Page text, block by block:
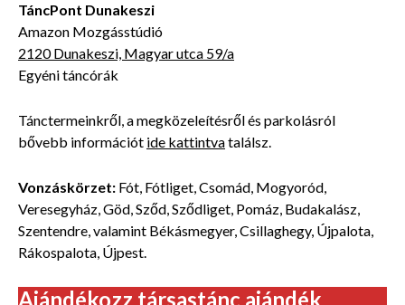
TáncPont Dunakeszi
Amazon Mozgásstúdió
2120 Dunakeszi, Magyar utca 59/a
Egyéni táncórák
Tánctermeinkről, a megközeleítésről és parkolásról
bővebb információt ide kattintvatalálsz.
Vonzáskörzet: Fót, Fótliget, Csomád, Mogyoród,
Veresegyház, Göd, Sződ, Sződliget, Pomáz, Budakalász,
Szentendre, valamint Békásmegyer, Csillaghegy, Újpalota,
Rákospalota, Újpest.
Ajándékozz társastánc ajándék